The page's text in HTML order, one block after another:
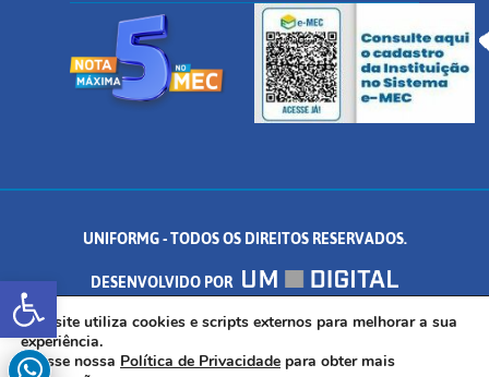
Abrir a barra de ferramentas
UNIFORMG - TODOS OS DIREITOS RESERVADOS.
DESENVOLVIDO POR
AV. DR. ARNALDO DE SENNA, 328 - PALMEIRAS, FORMIGA/MG - CEP:
35.574.530
Este site utiliza cookies e scripts externos para melhorar a sua
experiência.
Acesse nossa Política de Privacidade para obter mais